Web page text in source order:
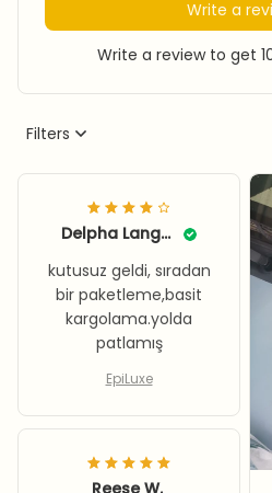
Write a
Write a review to get
Filters
Delpha Langolf
kutusuz geldi, sıradan
bir paketleme,basit
kargolama.yolda
patlamış
EpiLuxe